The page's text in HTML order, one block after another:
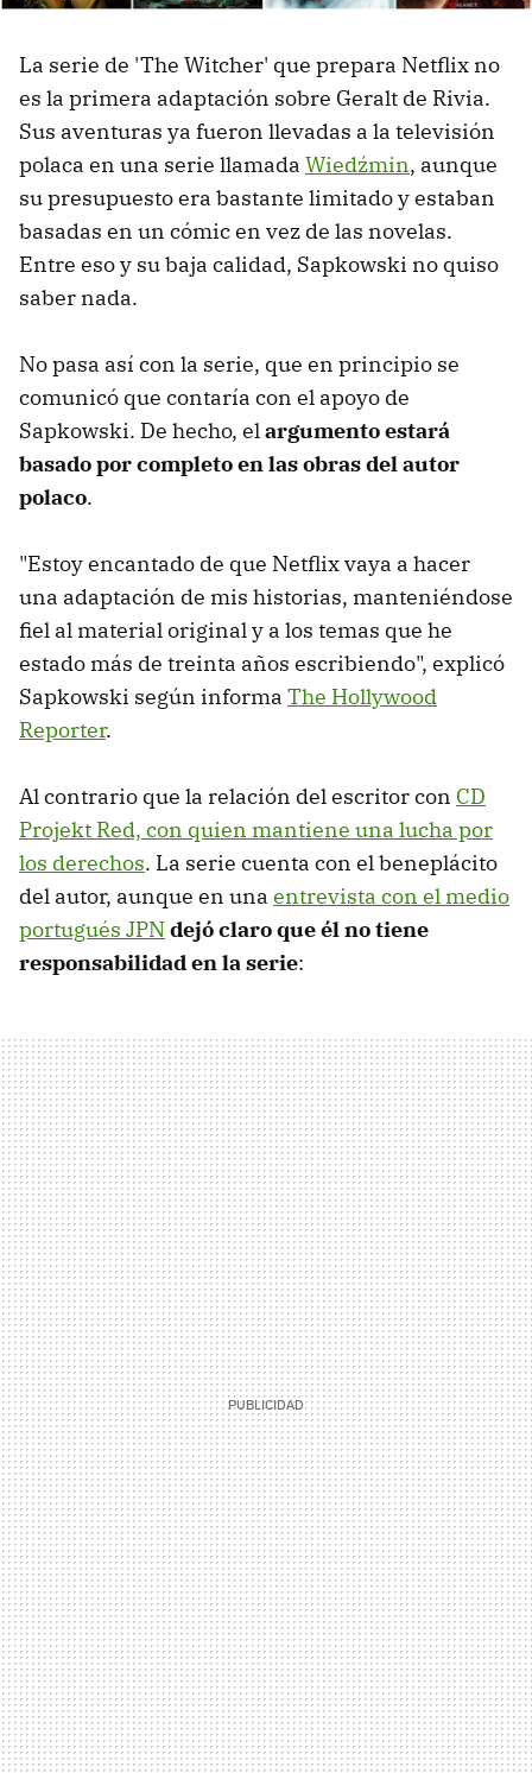
La serie de 'The Witcher' que prepara Netflix no
es la primera adaptación sobre Geralt de Rivia.
Sus aventuras ya fueron llevadas a la televisión
polaca en una serie llamada Wiedźmin, aunque
su presupuesto era bastante limitado y estaban
basadas en un cómic en vez de las novelas.
Entre eso y su baja calidad, Sapkowski no quiso
saber nada.
No pasa así con la serie, que en principio se
comunicó que contaría con el apoyo de
Sapkowski. De hecho, el argumento estará
basado por completo en las obras del autor
polaco.
"Estoy encantado de que Netflix vaya a hacer
una adaptación de mis historias, manteniéndose
fiel al material original y a los temas que he
estado más de treinta años escribiendo", explicó
Sapkowski según informa The Hollywood
Reporter.
Al contrario que la relación del escritor con CD
Projekt Red, con quien mantiene una lucha por
los derechos. La serie cuenta con el beneplácito
del autor, aunque en una entrevista con el medio
portugués JPNdejó claro que él no tiene
responsabilidad en la serie: